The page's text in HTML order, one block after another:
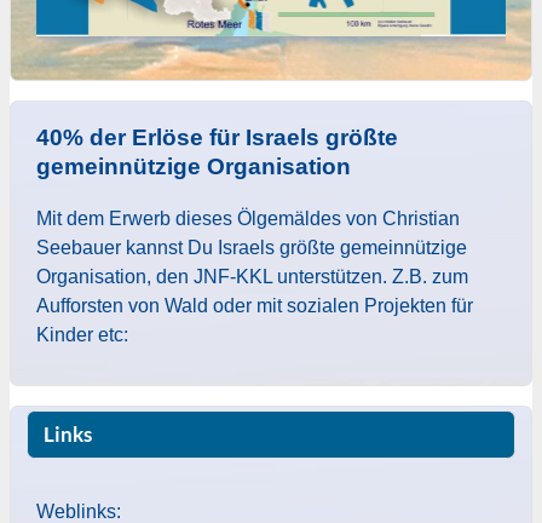
40% der Erlöse für Israels größte
gemeinnützige Organisation
Mit dem Erwerb dieses Ölgemäldes von Christian
Seebauer kannst Du Israels größte gemeinnützige
Organisation, den JNF-KKL unterstützen. Z.B. zum
Aufforsten von Wald oder mit sozialen Projekten für
Kinder etc:
Links
Weblinks: